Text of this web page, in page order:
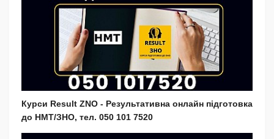
Курси Result ZNO - Результативна онлайн підготовка
до НМТ/ЗНО, тел. 050 101 7520